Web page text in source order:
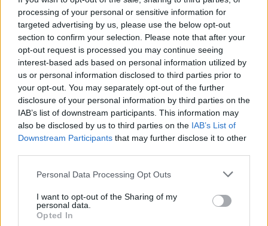
processing of your personal or sensitive information for
targeted advertising by us, please use the below opt-out
section to confirm your selection. Please note that after your
opt-out request is processed you may continue seeing
interest-based ads based on personal information utilized by
us or personal information disclosed to third parties prior to
your opt-out. You may separately opt-out of the further
disclosure of your personal information by third parties on the
IAB’s list of downstream participants. This information may
also be disclosed by us to third parties on the IAB’s List of
Downstream Participants that may further disclose it to other
Personal Data Processing Opt Outs
I want to opt-out of the Sharing of my
personal data.
Opted In